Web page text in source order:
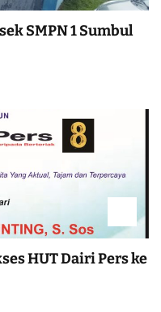
SMPN 1 Sumbul
HUT Dairi Pers ke